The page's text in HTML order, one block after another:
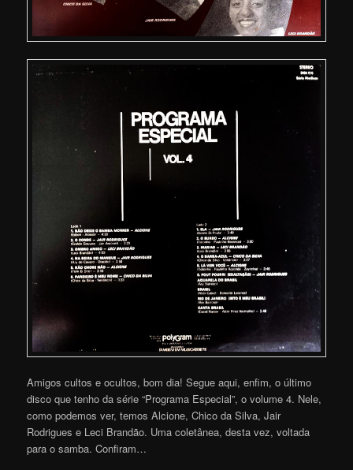
Amigos cultos e ocultos, bom dia! Segue aqui, enfim, o último
disco que tenho da série “Programa Especial”, o volume 4. Nele,
como podemos ver, temos Alcione, Chico da Silva, Jair
Rodrigues e Leci Brandão. Uma coletânea, desta vez, voltada
para o samba. Confiram…